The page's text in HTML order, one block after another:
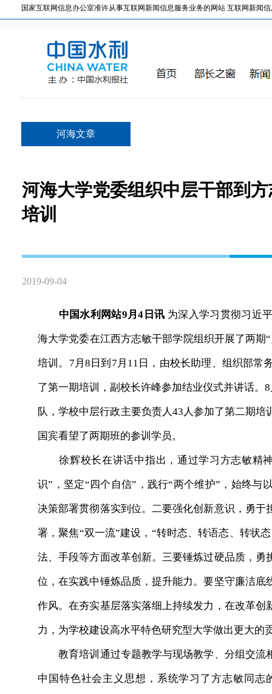
国家互联网信息办公室准许从事互联网新闻信息服务业务的网站 互联网新闻信
河海文章
河海大学党委组织中层干部到
培训
2019-09-04
中国水利网站9月4日讯 为深入学习贯彻习近
海大学党委在江西方志敏干部学院组织开展了两
培训。7月8日到7月11日，由校长助理、组织部常
了第一期培训，副校长许峰参加结业仪式并讲话。
队，学校中层行政主要负责人43人参加了第二期
国宾看望了两期班的参训学员。
徐辉校长在讲话中指出，通过学习方志敏精
识”，坚定“四个自信”，践行“两个维护”，始终
决策部署贯彻落实到位。二要强化创新意识，勇
署，聚焦“双一流”建设，“转时态、转语态、转状
法、手段等方面改革创新。三要锤炼过硬品质，
位，在实践中锤炼品质，提升能力。要坚守廉洁
作风。在夯实基层落实落细上持续发力，在改革
力，为学校建设高水平特色研究型大学做出更大的
教育培训通过专题教学与现场教学、分组交流
中国特色社会主义思想，系统学习了方志敏同